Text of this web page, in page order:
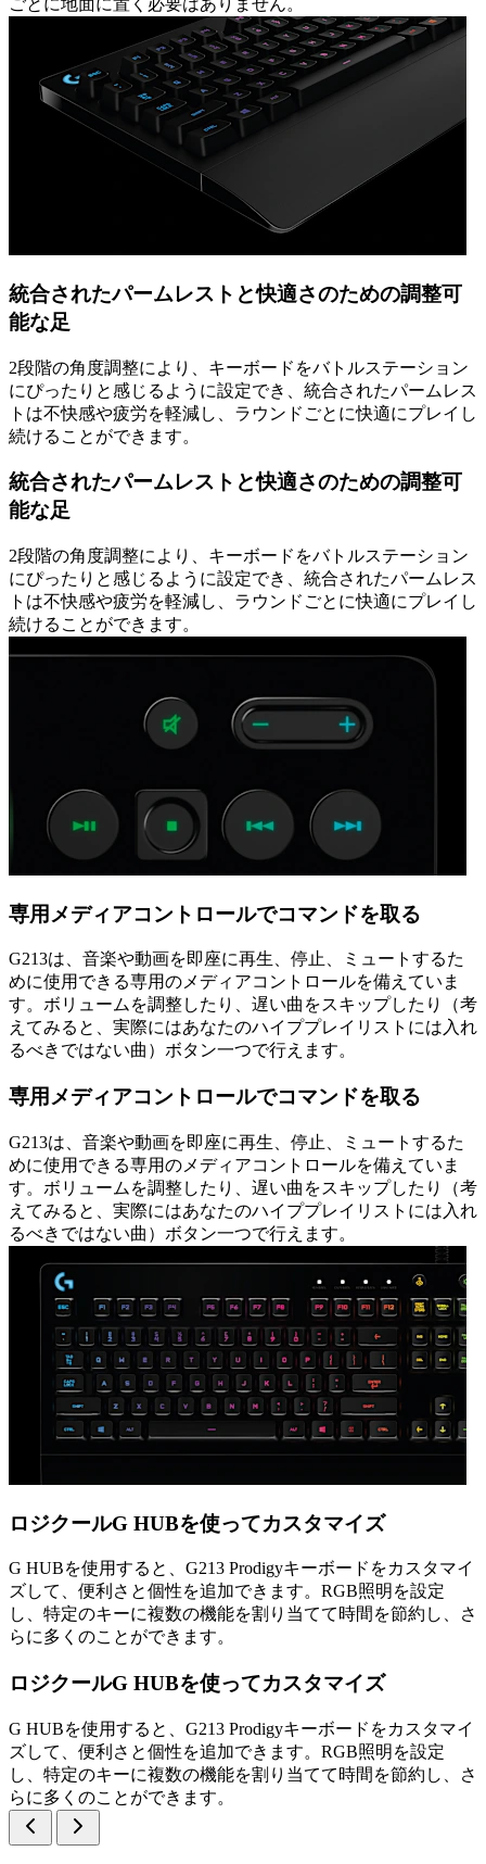
ごとに地面に置く必要はありません。
統合されたパームレストと快適さのための調整可
能な足
2段階の角度調整により、キーボードをバトルステーション
にぴったりと感じるように設定でき、統合されたパームレス
トは不快感や疲労を軽減し、ラウンドごとに快適にプレイし
続けることができます。
統合されたパームレストと快適さのための調整可
能な足
2段階の角度調整により、キーボードをバトルステーション
にぴったりと感じるように設定でき、統合されたパームレス
トは不快感や疲労を軽減し、ラウンドごとに快適にプレイし
続けることができます。
専用メディアコントロールでコマンドを取る
G213は、音楽や動画を即座に再生、停止、ミュートするた
めに使用できる専用のメディアコントロールを備えていま
す。ボリュームを調整したり、遅い曲をスキップしたり（考
えてみると、実際にはあなたのハイププレイリストには入れ
るべきではない曲）ボタン一つで行えます。
専用メディアコントロールでコマンドを取る
G213は、音楽や動画を即座に再生、停止、ミュートするた
めに使用できる専用のメディアコントロールを備えていま
す。ボリュームを調整したり、遅い曲をスキップしたり（考
えてみると、実際にはあなたのハイププレイリストには入れ
るべきではない曲）ボタン一つで行えます。
ロジクールG HUBを使ってカスタマイズ
G HUBを使用すると、G213 Prodigyキーボードをカスタマイ
ズして、便利さと個性を追加できます。RGB照明を設定
し、特定のキーに複数の機能を割り当てて時間を節約し、さ
らに多くのことができます。
ロジクールG HUBを使ってカスタマイズ
G HUBを使用すると、G213 Prodigyキーボードをカスタマイ
ズして、便利さと個性を追加できます。RGB照明を設定
し、特定のキーに複数の機能を割り当てて時間を節約し、さ
らに多くのことができます。